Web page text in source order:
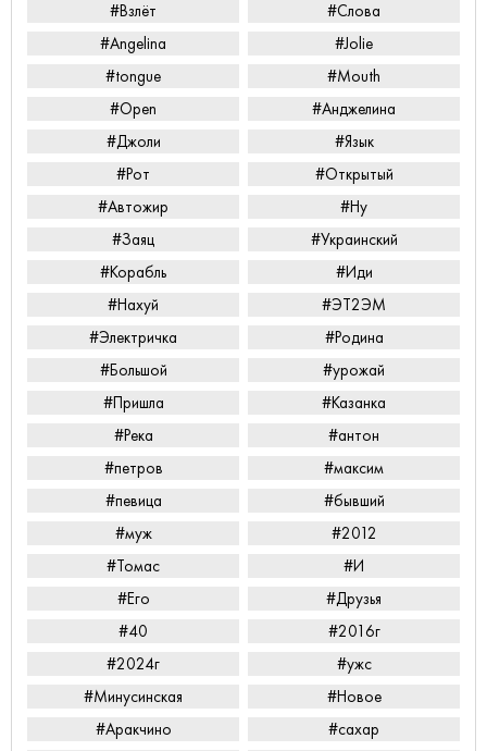
#Взлёт
#Слова
#Angelina
#Jolie
#tongue
#Mouth
#Open
#Анджелина
#Джоли
#Язык
#Рот
#Открытый
#Автожир
#Ну
#Заяц
#Украинский
#Корабль
#Иди
#Нахуй
#ЭТ2ЭМ
#Электричка
#Родина
#Большой
#урожай
#Пришла
#Казанка
#Река
#антон
#петров
#максим
#певица
#бывший
#муж
#2012
#Томас
#И
#Его
#Друзья
#40
#2016г
#2024г
#ужс
#Минусинская
#Новое
#Аракчино
#сахар